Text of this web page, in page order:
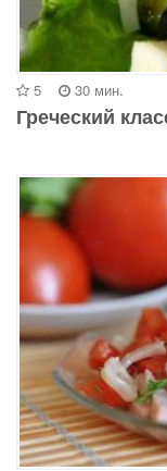
5 30 мин.
Греческий